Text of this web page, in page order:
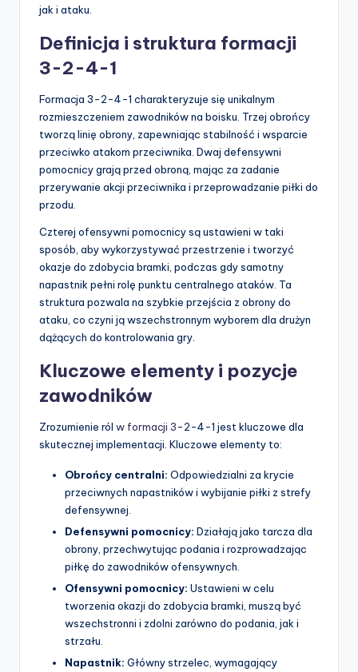
jak i ataku.
Definicja i struktura formacji
3-2-4-1
Formacja 3-2-4-1 charakteryzuje się unikalnym
rozmieszczeniem zawodników na boisku. Trzej obrońcy
tworzą linię obrony, zapewniając stabilność i wsparcie
przeciwko atakom przeciwnika. Dwaj defensywni
pomocnicy grają przed obroną, mając za zadanie
przerywanie akcji przeciwnika i przeprowadzanie piłki do
przodu.
Czterej ofensywni pomocnicy są ustawieni w taki
sposób, aby wykorzystywać przestrzenie i tworzyć
okazje do zdobycia bramki, podczas gdy samotny
napastnik pełni rolę punktu centralnego ataków. Ta
struktura pozwala na szybkie przejścia z obrony do
ataku, co czyni ją wszechstronnym wyborem dla drużyn
dążących do kontrolowania gry.
Kluczowe elementy i pozycje
zawodników
Zrozumienie ról w formacji 3-2-4-1 jest kluczowe dla
skutecznej implementacji. Kluczowe elementy to:
Obrońcy centralni: Odpowiedzialni za krycie
przeciwnych napastników i wybijanie piłki z strefy
defensywnej.
Defensywni pomocnicy: Działają jako tarcza dla
obrony, przechwytując podania i rozprowadzając
piłkę do zawodników ofensywnych.
Ofensywni pomocnicy: Ustawieni w celu
tworzenia okazji do zdobycia bramki, muszą być
wszechstronni i zdolni zarówno do podania, jak i
strzału.
Napastnik: Główny strzelec, wymagający